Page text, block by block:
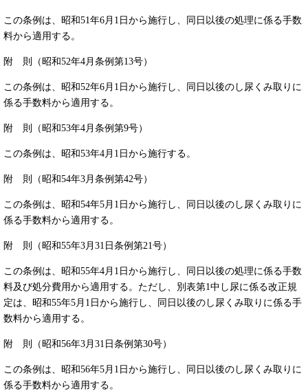
この条例は、昭和51年6月1日から施行し、同日以後の処理に係る手数
料から適用する。
附 則（昭和52年4月条例第13号）
この条例は、昭和52年6月1日から施行し、同日以後のし尿くみ取りに
係る手数料から適用する。
附 則（昭和53年4月条例第9号）
この条例は、昭和53年4月1日から施行する。
附 則（昭和54年3月条例第42号）
この条例は、昭和54年5月1日から施行し、同日以後のし尿くみ取りに
係る手数料から適用する。
附 則（昭和55年3月31日条例第21号）
この条例は、昭和55年4月1日から施行し、同日以後の処理に係る手数
料及び処分費用から適用する。ただし、別表第1中し尿に係る改正規
定は、昭和55年5月1日から施行し、同日以後のし尿くみ取りに係る手
数料から適用する。
附 則（昭和56年3月31日条例第30号）
この条例は、昭和56年5月1日から施行し、同日以後のし尿くみ取りに
係る手数料から適用する。